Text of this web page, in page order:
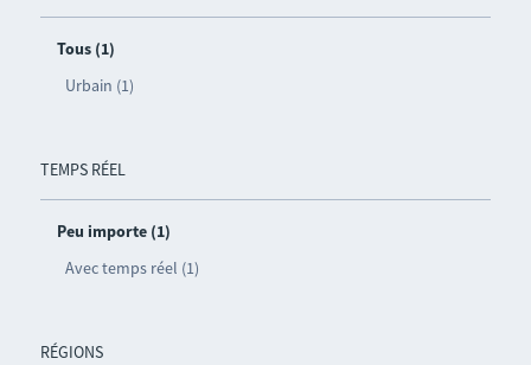
Tous (1)
Urbain (1)
TEMPS RÉEL
Peu importe (1)
Avec temps réel (1)
RÉGIONS